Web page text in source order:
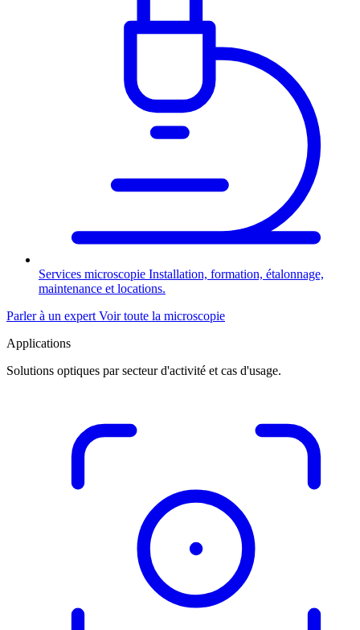
Services microscopie Installation, formation, étalonnage,
maintenance et locations.
Parler à un expert Voir toute la microscopie
Applications
Solutions optiques par secteur d'activité et cas d'usage.